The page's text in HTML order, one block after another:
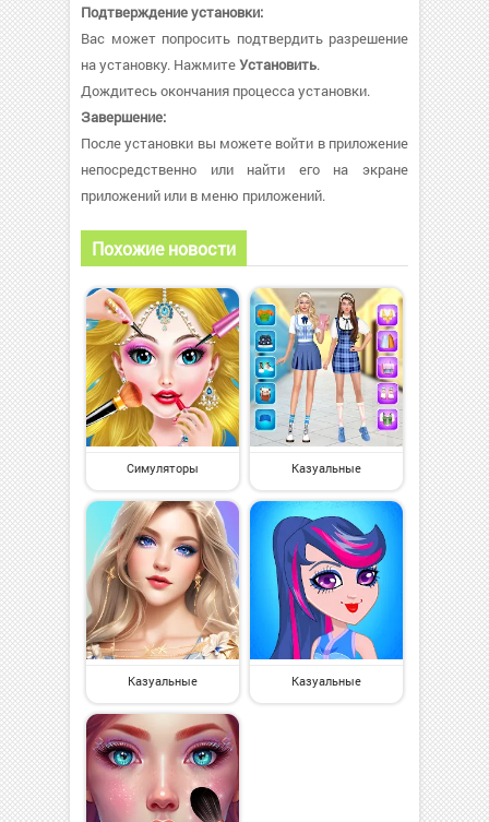
Подтверждение установки:
Вас может попросить подтвердить разрешение
на установку. НажмитеУстановить.
Дождитесь окончания процесса установки.
Завершение:
После установки вы можете войти в приложение
непосредственно или найти его на экране
приложений или в меню приложений.
Похожие новости
Симуляторы Казуальные
Казуальные Казуальные